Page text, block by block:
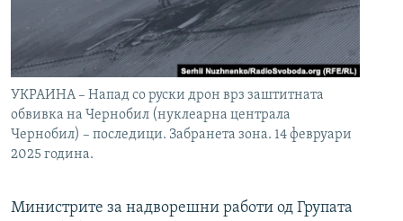
УКРАИНА – Напад со руски дрон врз заштитната
обвивка на Чернобил (нуклеарна централа
Чернобил) – последици. Забранета зона. 14 февруари
2025 година.
Министрите за надворешни работи од Групата